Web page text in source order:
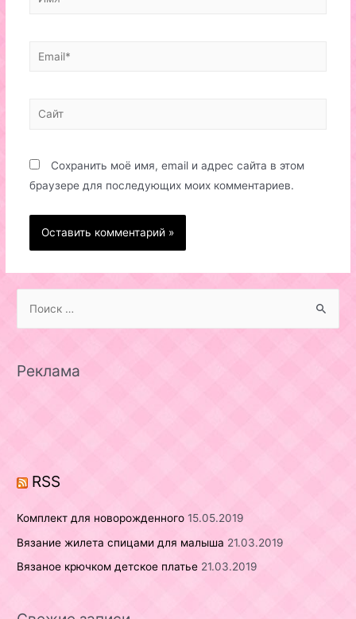
Email*
Сайт
Сохранить моё имя, email и адрес сайта в этом
браузере для последующих моих комментариев.
r
:
Реклама
RSS
Комплект для новорожденного 15.05.2019
Вязание жилета спицами для малыша 21.03.2019
Вязаное крючком детское платье 21.03.2019